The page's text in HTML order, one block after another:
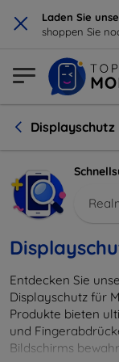
× Laden Sie
shoppen Sie
Displayschutz
Entdecken Sie
Displayschutz für
Produkte bieten
und
Bildschirms